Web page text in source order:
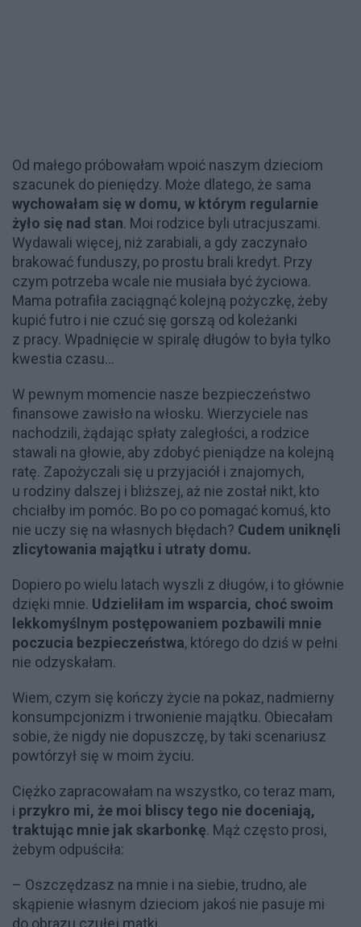
Od małego próbowałam wpoić naszym dzieciom
szacunek do pieniędzy. Może dlatego, że sama
wychowałam się w domu, w którym regularnie
żyło się nad stan. Moi rodzice byli utracjuszami.
Wydawali więcej, niż zarabiali, a gdy zaczynało
brakować funduszy, po prostu brali kredyt. Przy
czym potrzeba wcale nie musiała być życiowa.
Mama potrafiła zaciągnąć kolejną pożyczkę, żeby
kupić futro i nie czuć się gorszą od koleżanki
z pracy. Wpadnięcie w spiralę długów to była tylko
kwestia czasu...
W pewnym momencie nasze bezpieczeństwo
finansowe zawisło na włosku. Wierzyciele nas
nachodzili, żądając spłaty zaległości, a rodzice
stawali na głowie, aby zdobyć pieniądze na kolejną
ratę. Zapożyczali się u przyjaciół i znajomych,
u rodziny dalszej i bliższej, aż nie został nikt, kto
chciałby im pomóc. Bo po co pomagać komuś, kto
nie uczy się na własnych błędach? Cudem uniknęli
zlicytowania majątku i utraty domu.
Dopiero po wielu latach wyszli z długów, i to głównie
dzięki mnie. Udzieliłam im wsparcia, choć swoim
lekkomyślnym postępowaniem pozbawili mnie
poczucia bezpieczeństwa, którego do dziś w pełni
nie odzyskałam.
Wiem, czym się kończy życie na pokaz, nadmierny
konsumpcjonizm i trwonienie majątku. Obiecałam
sobie, że nigdy nie dopuszczę, by taki scenariusz
powtórzył się w moim życiu.
Ciężko zapracowałam na wszystko, co teraz mam,
i przykro mi, że moi bliscy tego nie doceniają,
traktując mnie jak skarbonkę. Mąż często prosi,
żebym odpuściła:
– Oszczędzasz na mnie i na siebie, trudno, ale
skąpienie własnym dzieciom jakoś nie pasuje mi
do obrazu czułej matki.